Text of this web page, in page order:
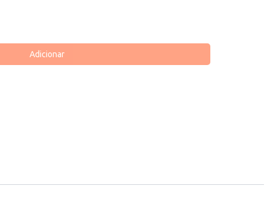
Adicionar